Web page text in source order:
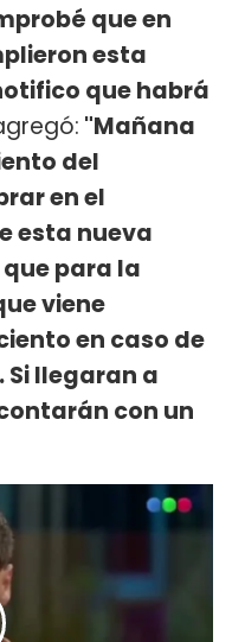
que en
esta
que habrá
"Mañana
del
en el
esta nueva
para la
viene
en caso de
Si llegaran a
con un